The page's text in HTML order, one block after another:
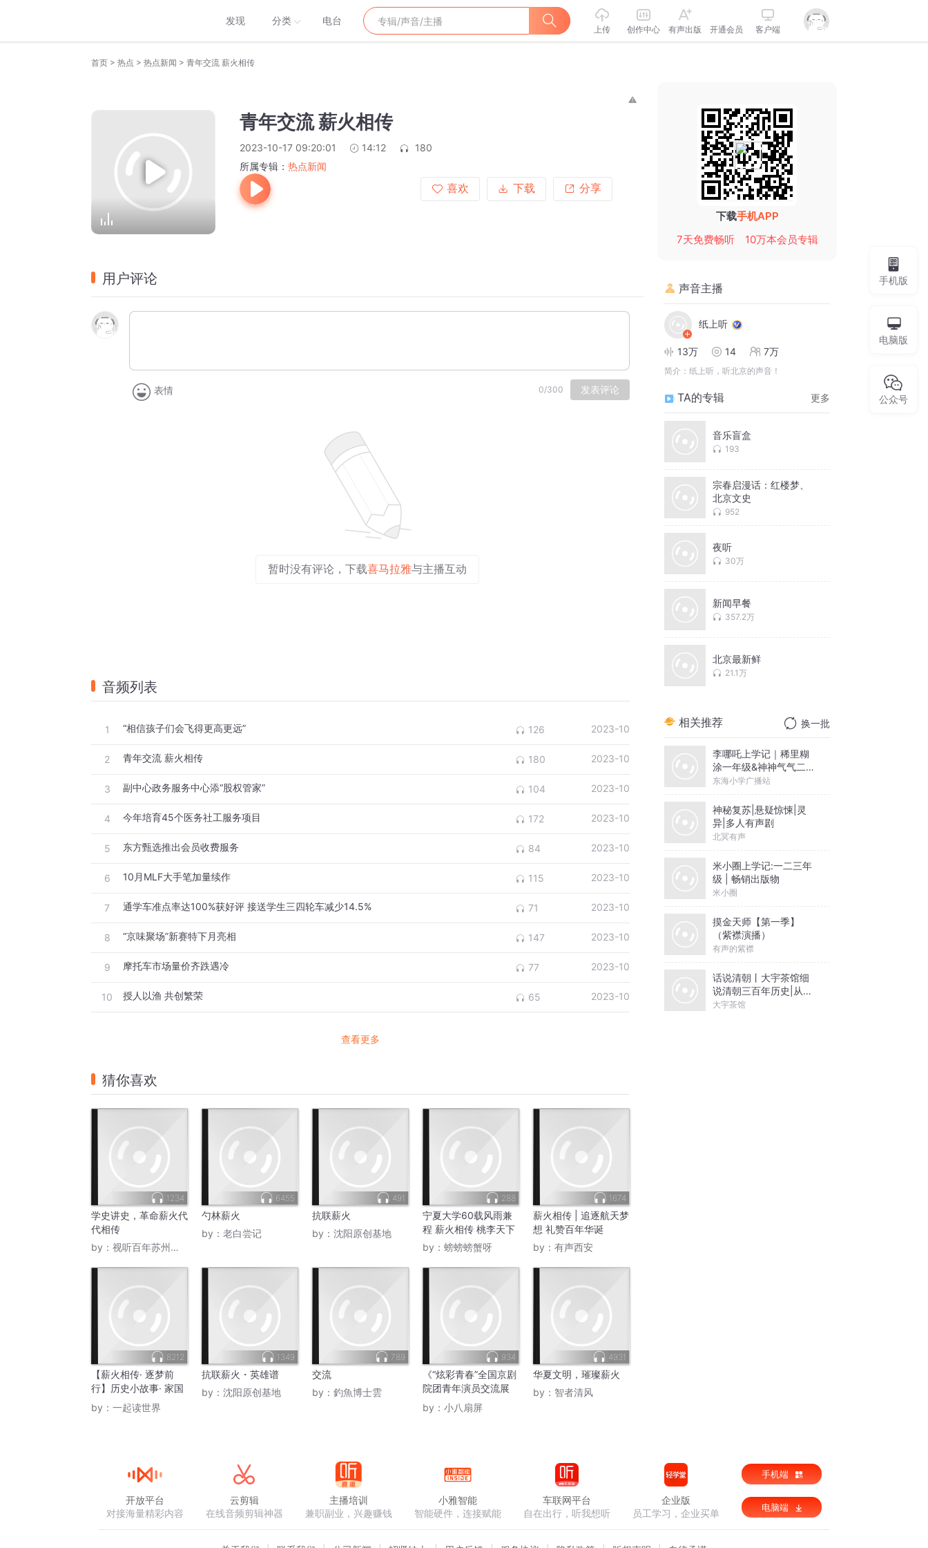
发现 分类 电台
上传 创作中心 有声出版 开通会员 客户端
首页 > 热点 > 热点新闻 > 青年交流 薪火相传
青年交流 薪火相传
2023-10-17 09:20:01 14:12
180
所属专辑： 热点新闻
喜欢
下载 分享
用户评论
表情 0/300 发表评论
暂时没有评论，下载喜马拉雅与主播互动
音频列表
1 “相信孩子们会飞得更高更远” 126 2023-10
2 青年交流 薪火相传 180 2023-10
3 副中心政务服务中心添“股权管家” 104 2023-10
4 今年培育45个医务社工服务项目 172 2023-10
5 东方甄选推出会员收费服务 84 2023-10
6 10月MLF大手笔加量续作 115 2023-10
7 通学车准点率达100%获好评 接送学生三四轮车减少14.5% 71 2023-10
8 “京味聚场”新赛特下月亮相 147 2023-10
9 摩托车市场量价齐跌遇冷 77 2023-10
10 授人以渔 共创繁荣 65 2023-10
查看更多
猜你喜欢
1234
学史讲史，革命薪火代
代相传
by： 视听百年苏州党史
6455
勺林薪火
by： 老白尝记
491
抗联薪火
by： 沈阳原创基地
288
宁夏大学60载风雨兼
程 薪火相传 桃李天下
by： 螃螃螃蟹呀
1674
薪火相传 | 追逐航天梦
想 礼赞百年华诞
by： 有声西安
8212
【薪火相传· 逐梦前
行】历史小故事· 家国
大情怀
by： 一起读世界
1349
抗联薪火・英雄谱
by： 沈阳原创基地
789
交流
by： 釣魚博士雲
934
《“炫彩青春”全国京剧
院团青年演员交流展
演》
by： 小八扇屏
4931
华夏文明，璀璨薪火
by： 智者清风
下载手机APP
7天免费畅听
10万本会员专辑
声音主播
纸上听
13万 14 7万
简介： 纸上听，听北京的声音！
TA的专辑 更多
音乐盲盒
193
宗春启漫话：红楼梦、
北京文史
952
夜听
30万
新闻早餐
357.2万
北京最新鲜
21.1万
相关推荐 换一批
李哪吒上学记｜稀里糊
涂一年级&神神气气二年
级
东海小学广播站
神秘复苏|悬疑惊悚|灵
异|多人有声剧
北冥有声
米小圈上学记:一二三年
级 | 畅销出版物
米小圈
摸金天师【第一季】
（紫襟演播）
有声的紫襟
话说清朝丨大宇茶馆细
说清朝三百年历史|从努
尔哈赤到末代皇帝溥仪|
大宇茶馆
手机版
电脑版
公众号
开放平台
对接海量精彩内容
云剪辑
在线音频剪辑神器
主播培训
兼职副业，兴趣赚钱
小雅智能
智能硬件，连接赋能
车联网平台
自在出行，听我想听
企业版
员工学习，企业买单
手机端
电脑端